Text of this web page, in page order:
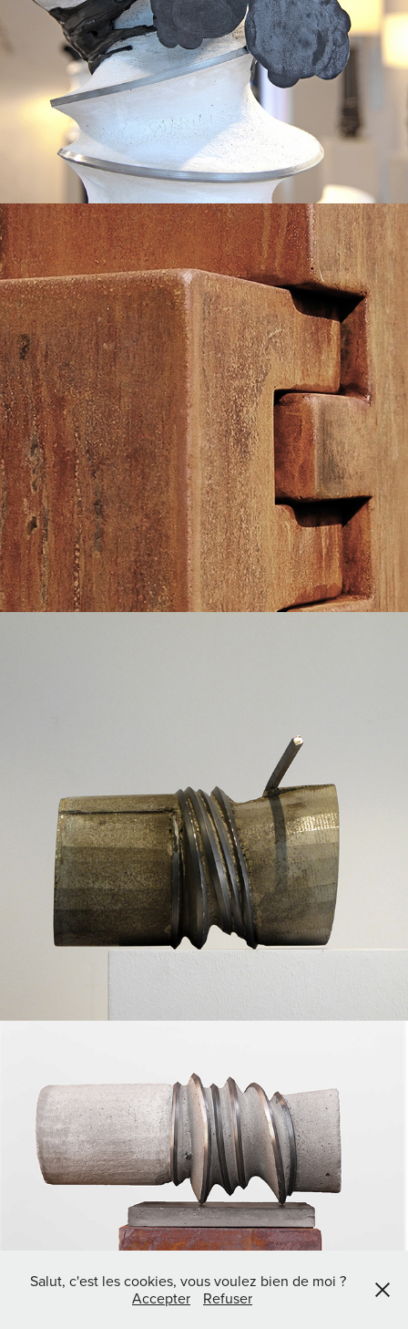
"CLUSTER"
2006
"LE PEIGNE MORVAN"
2016
VENET ARMÉ
2010
VENET ARMÉ 2
Salut, c'est les cookies, vous voulez bien de moi ?
Accepter
Refuser